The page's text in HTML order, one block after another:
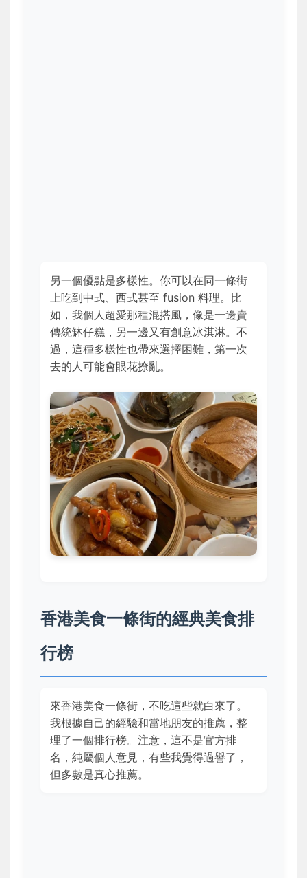
另一個優點是多樣性。你可以在同一條街
上吃到中式、西式甚至 fusion 料理。比
如，我個人超愛那種混搭風，像是一邊賣
傳統缽仔糕，另一邊又有創意冰淇淋。不
過，這種多樣性也帶來選擇困難，第一次
去的人可能會眼花撩亂。
香港美食一條街的經典美食排
行榜
來香港美食一條街，不吃這些就白來了。
我根據自己的經驗和當地朋友的推薦，整
理了一個排行榜。注意，這不是官方排
名，純屬個人意見，有些我覺得過譽了，
但多數是真心推薦。